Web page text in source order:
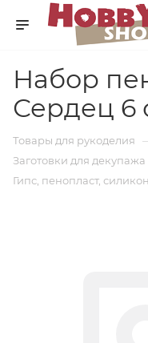
Набор
Сердец 6
Товары для рукоделия
Заготовки для декупажа
Гипс, пенопласт,